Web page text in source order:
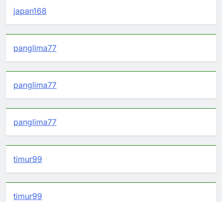
japan168
panglima77
panglima77
panglima77
timur99
timur99